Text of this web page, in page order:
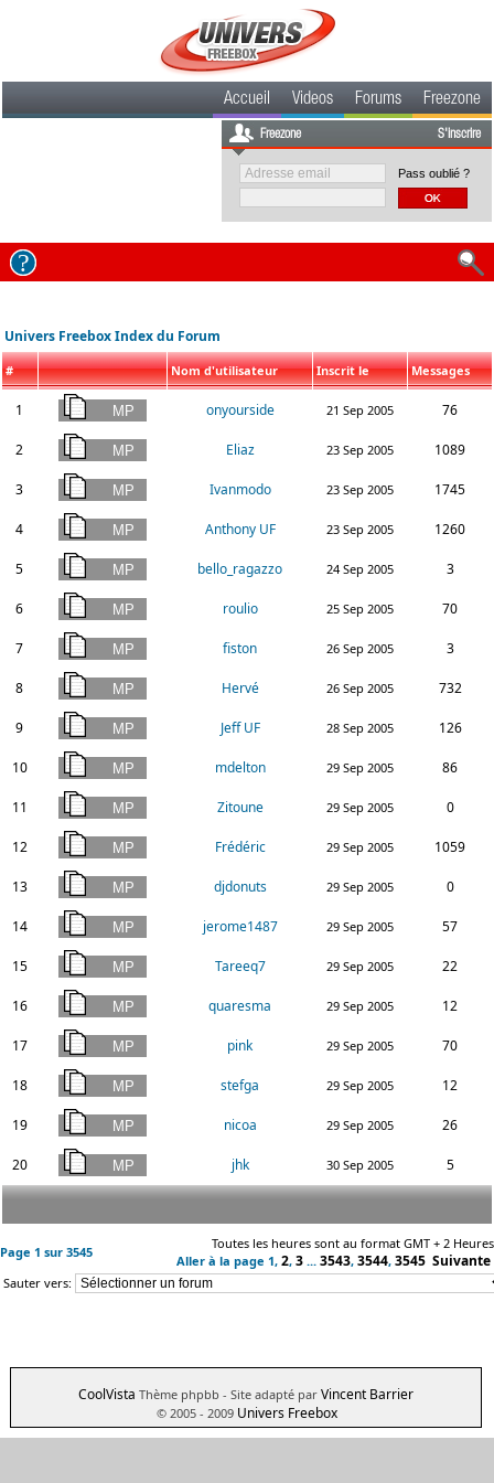
Accueil Videos Forums Freezone
Freezone S'inscrire
Pass oublié ?
Univers Freebox Index du Forum
# Nom d'utilisateur Inscrit le Messages
1 onyourside 21 Sep 2005 76
2 Eliaz 23 Sep 2005 1089
3 Ivanmodo 23 Sep 2005 1745
4 Anthony UF 23 Sep 2005 1260
5 bello_ragazzo 24 Sep 2005 3
6 roulio 25 Sep 2005 70
7 fiston 26 Sep 2005 3
8 Hervé 26 Sep 2005 732
9 Jeff UF 28 Sep 2005 126
10 mdelton 29 Sep 2005 86
11 Zitoune 29 Sep 2005 0
12 Frédéric 29 Sep 2005 1059
13 djdonuts 29 Sep 2005 0
14 jerome1487 29 Sep 2005 57
15 Tareeq7 29 Sep 2005 22
16 quaresma 29 Sep 2005 12
17 pink 29 Sep 2005 70
18 stefga 29 Sep 2005 12
19 nicoa 29 Sep 2005 26
20 jhk 30 Sep 2005 5
Page 1 sur 3545
Toutes les heures sont au format GMT + 2 Heures
Aller à la page 1, 2, 3 ... 3543, 3544, 3545 Suivante
Sauter vers:
CoolVista Thème phpbb - Site adapté par Vincent Barrier
© 2005 - 2009 Univers Freebox